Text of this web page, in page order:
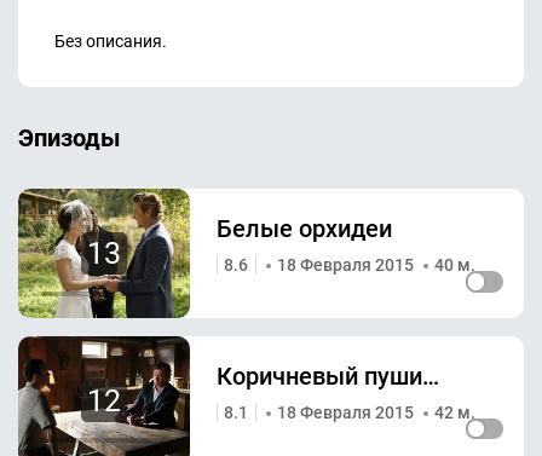
Без описания.
Эпизоды
13
Белые орхидеи
8.6 18 Февраля 2015 40 м.
12
Коричневый пушистый ковер
8.1 18 Февраля 2015 42 м.